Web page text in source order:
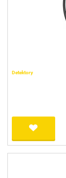
Detektory